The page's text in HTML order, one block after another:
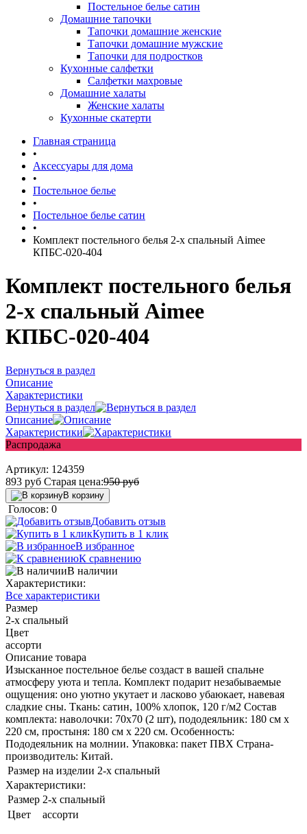
Постельное белье сатин
Домашние тапочки
Тапочки домашние женские
Тапочки домашние мужские
Тапочки для подростков
Кухонные салфетки
Салфетки махровые
Домашние халаты
Женские халаты
Кухонные скатерти
Главная страница
•
Аксессуары для дома
•
Постельное белье
•
Постельное белье сатин
•
Комплект постельного белья 2-х спальный Aimee
КПБС-020-404
Комплект постельного белья
2-х спальный Aimee
КПБС-020-404
Вернуться в раздел
Описание
Характеристики
Вернуться в раздел
Описание
Характеристики
Распродажа
Артикул: 124359
893 руб Старая цена:950руб
В корзину
Голосов: 0
Добавить отзыв
Купить в 1 клик
В избранное
К сравнению
В наличии
Характеристики:
Все характеристики
Размер
2-х спальный
Цвет
ассорти
Описание товара
Изысканное постельное белье создаст в вашей спальне
атмосферу уюта и тепла. Комплект подарит незабываемые
ощущения: оно уютно укутает и ласково убаюкает, навевая
сладкие сны. Ткань: сатин, 100% хлопок, 120 г/м2 Состав
комплекта: наволочки: 70x70 (2 шт), пододеяльник: 180 см x
220 см, простыня: 180 см x 220 см. Особенность:
Пододеяльник на молнии. Упаковка: пакет ПВХ Страна-
производитель: Китай.
Размер на изделии 2-х спальный
Характеристики:
Размер 2-х спальный
Цвет
ассорти